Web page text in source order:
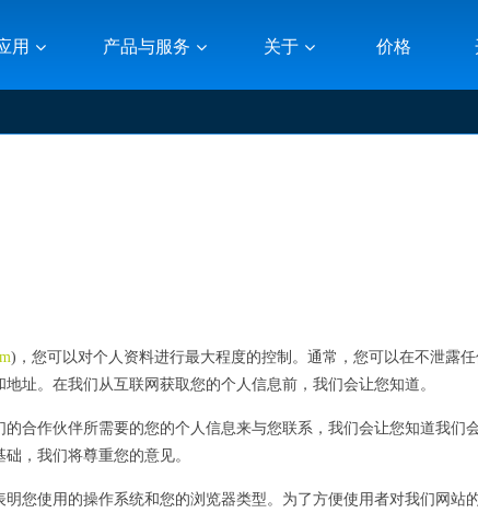
用 产品与服务 关于 价格
)，您可以对个人资料进行最大程度的控制。通常，您可以在不泄露
址。在我们从互联网获取您的个人信息前，我们会让您知道。
的合作伙伴所需要的您的个人信息来与您联系，我们会让您知道我们
，我们将尊重您的意见。
明您使用的操作系统和您的浏览器类型。为了方便使用者对我们网站